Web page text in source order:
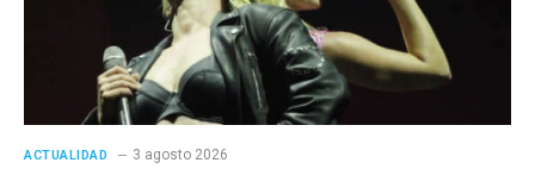
ACTUALIDAD 3 agosto 2026